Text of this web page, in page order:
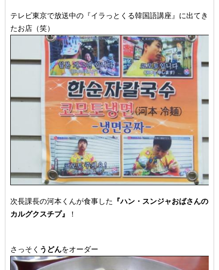
テレビ東京で放送中の『イラっとくる韓国語講座』に出てき
たお店（笑）
次長課長の河本くんが食事した
『ハン・スンジャおばさんの
カルグクスチプ』
！
さっそく うどんをオーダー